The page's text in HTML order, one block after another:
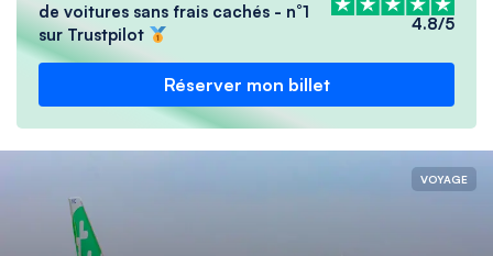
de voitures sans frais cachés - n°1
sur Trustpilot
4.8/5
Réserver mon billet
VOYAGE